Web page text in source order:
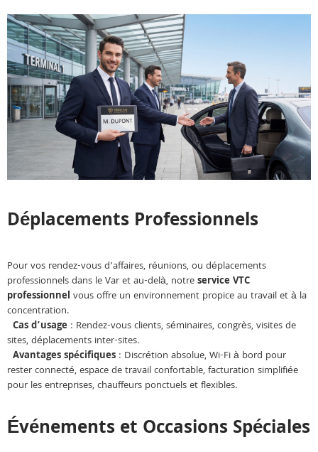
Déplacements Professionnels
Pour vos rendez-vous d’affaires, réunions, ou déplacements
professionnels dans le Var et au-delà, notreservice VTC
professionnel vous offre un environnement propice au travail et à la
concentration.
Cas d’usage : Rendez-vous clients, séminaires, congrès, visites de
sites, déplacements inter-sites.
Avantages spécifiques : Discrétion absolue, Wi-Fi à bord pour
rester connecté, espace de travail confortable, facturation simplifiée
pour les entreprises, chauffeurs ponctuels et flexibles.
Événements et Occasions Spéciales